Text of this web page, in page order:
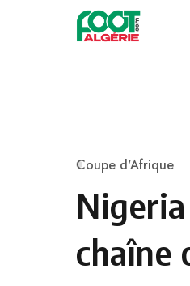
Skip to content
Category
Coupe d'Afrique
chaîne